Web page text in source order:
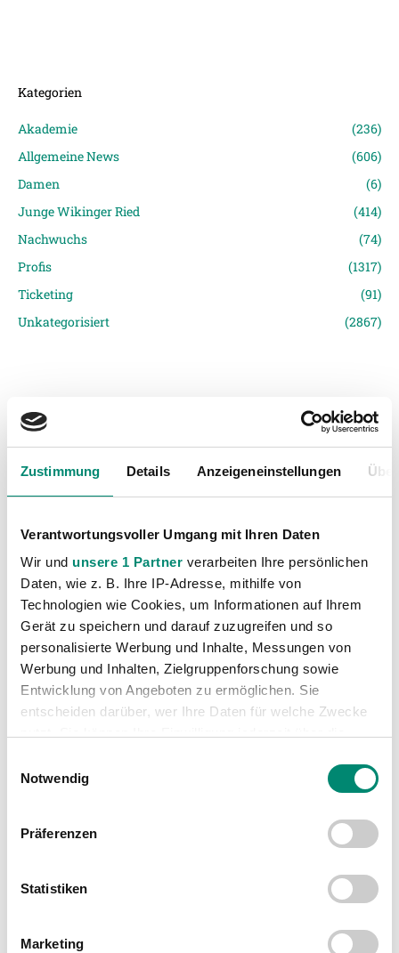
Zustimmung Details Anzeigeneinstellungen
Verantwortungsvoller Umgang mit Ihren Daten
Wir und unsere 1 Partner verarbeiten Ihre persönlichen
Daten, wie z. B. Ihre IP-Adresse, mithilfe von
Technologien wie Cookies, um Informationen auf Ihrem
Gerät zu speichern und darauf zuzugreifen und so
personalisierte Werbung und Inhalte, Messungen von
Werbung und Inhalten, Zielgruppenforschung sowie
Entwicklung von Angeboten zu ermöglichen. Sie
entscheiden darüber, wer Ihre Daten für welche Zwecke
Trigger Symbol ändern oder widerrufen
Erfahren Sie mehr darüber, wie Ihre persönlichen Daten
verarbeitet werden, und legen Sie Ihre Präferenzen im
Wir verwenden Cookies, um Inhalte und Anzeigen zu
zu können und die Zugriffe auf unsere Website zu
Notwendig
Präferenzen
Statistiken
Marketing
Kategorien
Akademie
(236)
Allgemeine News
(606)
Damen
(6)
Junge Wikinger Ried
(414)
Nachwuchs
(74)
Profis
(1317)
Ticketing
(91)
Unkategorisiert
(2867)
WEITERE NEWS